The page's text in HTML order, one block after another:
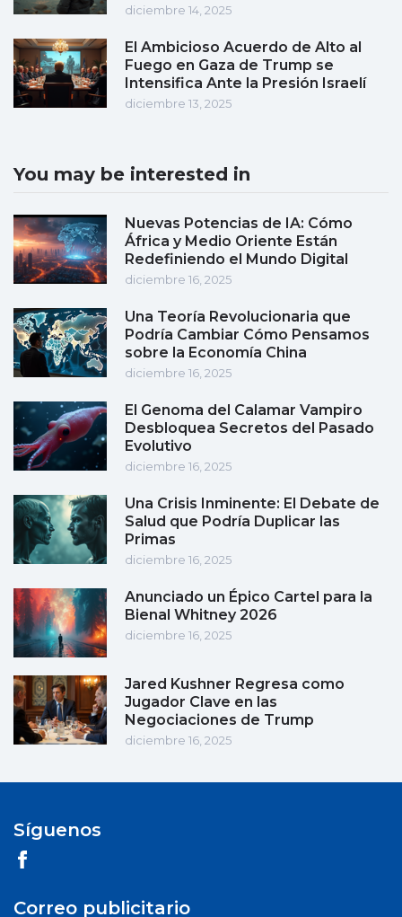
diciembre 14, 2025
El Ambicioso Acuerdo de Alto al
Fuego en Gaza de Trump se
Intensifica Ante la Presión Israelí
diciembre 13, 2025
You may be interested in
Nuevas Potencias de IA: Cómo
África y Medio Oriente Están
Redefiniendo el Mundo Digital
diciembre 16, 2025
Una Teoría Revolucionaria que
Podría Cambiar Cómo Pensamos
sobre la Economía China
diciembre 16, 2025
El Genoma del Calamar Vampiro
Desbloquea Secretos del Pasado
Evolutivo
diciembre 16, 2025
Una Crisis Inminente: El Debate de
Salud que Podría Duplicar las
Primas
diciembre 16, 2025
Anunciado un Épico Cartel para la
Bienal Whitney 2026
diciembre 16, 2025
Jared Kushner Regresa como
Jugador Clave en las
Negociaciones de Trump
diciembre 16, 2025
Síguenos
Correo publicitario